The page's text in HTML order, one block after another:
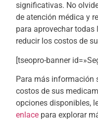
significativas. No
de atención médica y
para aprovechar
reducir los costos de
[tseopro-banner
Para más información
costos de sus
opciones disponibles,
enlace para explorar